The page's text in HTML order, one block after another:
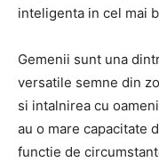
inteligenta in cel mai
Gemenii sunt una
versatile semne din
si intalnirea cu
au o mare capacitate
functie de